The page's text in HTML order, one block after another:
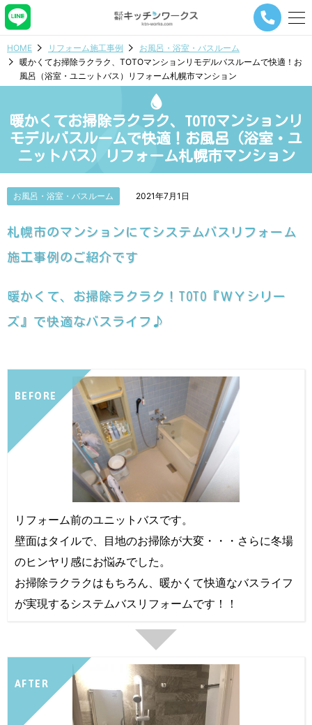
メ
ー
ビ
シ
ョ
タ
HOME リフォーム施工事例
お風呂・浴室・バスルーム
暖かくてお掃除ラクラク、TOTOマンションリモデルバスルームで快適！お
風呂（浴室・ユニットバス）リフォーム札幌市マンション
暖かくてお掃除ラクラク、TOTOマンションリ
モデルバスルームで快適！お風呂（浴室・ユ
ニットバス）リフォーム札幌市マンション
お風呂・浴室・バスルーム 2021年7月1日
札幌市のマンションにてシステムバスリフォーム
施工事例のご紹介です
暖かくて、お掃除ラクラク！TOTO『ＷＹシリー
ズ』で快適なバスライフ♪
BEFORE
リフォーム前のユニットバスです。
壁面はタイルで、目地のお掃除が大変・・・さらに冬場
のヒンヤリ感にお悩みでした。
お掃除ラクラクはもちろん、暖かくて快適なバスライフ
が実現するシステムバスリフォームです！！
AFTER